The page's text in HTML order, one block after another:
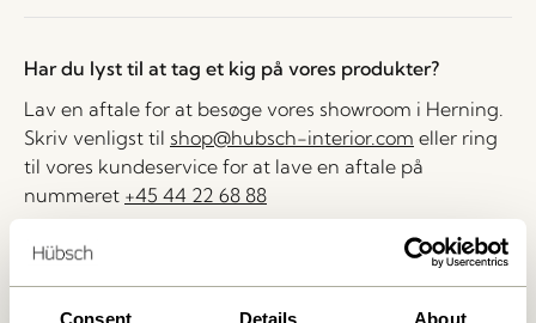
Consent Details About
Har du lyst til at tag et kig på vores produkter?
Lav en aftale for at besøge vores showroom i Herning.
Skriv venligst til shop@hubsch-interior.com eller ring
til vores kundeservice for at lave en aftale på
nummeret +45 44 22 68 88
Levering indenfor 1-4 hverdage
30 dages returret